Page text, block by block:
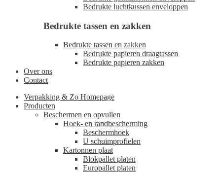
Bedrukte luchtkussen enveloppen
Bedrukte tassen en zakken
Bedrukte tassen en zakken
Bedrukte papieren draagtassen
Bedrukte papieren zakken
Over ons
Contact
Verpakking & Zo Homepage
Producten
Beschermen en opvullen
Hoek- en randbescherming
Beschermhoek
U schuimprofielen
Kartonnen plaat
Blokpallet platen
Europallet platen